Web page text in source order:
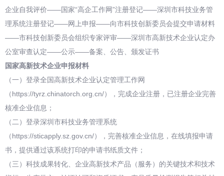
企业自我评价——国家“高企工作网”注册登记——深圳市科技业务管
理系统注册登记――网上申报——向市科技创新委员会提交申请材料
——市科技创新委员会组织专家评审——深圳市高新技术企业认定办
公室审查认定——公示——备案、公告、颁发证书
国家高新技术企业申报材料
（一）登录全国高新技术企业认定管理工作网
（https://tyrz.chinatorch.org.cn/），完成企业注册，已注册企业完善
核准企业信息；
（二）登录深圳市科技业务管理系统
（https://sticapply.sz.gov.cn/），完善核准企业信息，在线填报申请
书，提供通过该系统打印的申请书纸质文件；
（三）科技成果转化、企业高新技术产品（服务）的关键技术和技术